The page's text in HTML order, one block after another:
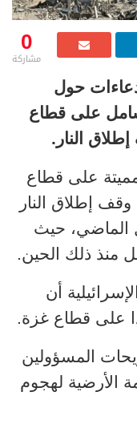
0
مشاركة
حول
على قطاع
النار.
على قطاع
إطلاق النار
الماضي، حيث
أن
على قطاع غزة.
المسؤولين
الأرضية لهجوم